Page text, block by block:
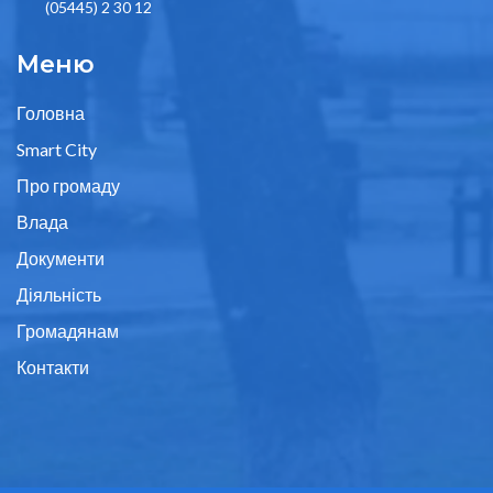
(05445) 2 30 12
Меню
Головна
Smart City
Про громаду
Влада
Документи
Діяльність
Громадянам
Контакти